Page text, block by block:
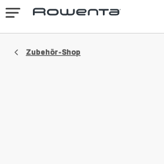
Rowenta
Das
Zubehör-Shop